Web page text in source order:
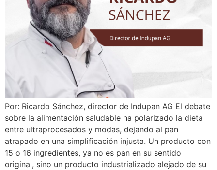
Por: Ricardo Sánchez, director de Indupan AG El debate
sobre la alimentación saludable ha polarizado la dieta
entre ultraprocesados y modas, dejando al pan
atrapado en una simplificación injusta. Un producto con
15 o 16 ingredientes, ya no es pan en su sentido
original, sino un producto industrializado alejado de su